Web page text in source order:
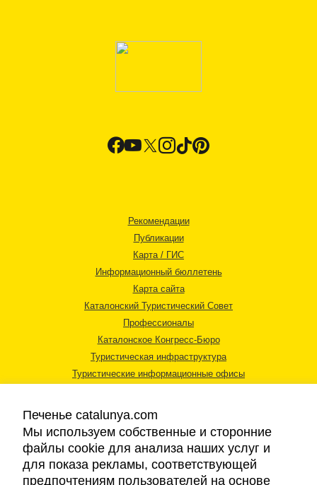
Рекомендации
Публикации
Карта / ГИС
Информационный бюллетень
Карта сайта
Каталонский Туристический Совет
Профессионалы
Каталонское Конгресс-Бюро
Туристическая инфраструктура
Туристические информационные офисы
Правовая информация
Печенье catalunya.com
Мы используем собственные и сторонние
файлы cookie для анализа наших услуг и
для показа рекламы, соответствующей
предпочтениям пользователей на основе